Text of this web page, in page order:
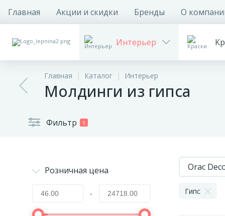
Главная Акции и скидки Бренды О
Интерьер
Главная Каталог Интерьер
Молдинги из гипса
Фильтр 1
Розничная цена
-
Orac
Гипс